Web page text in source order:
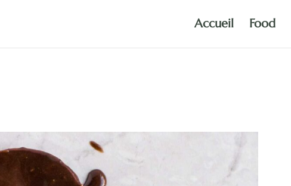
Accueil Food